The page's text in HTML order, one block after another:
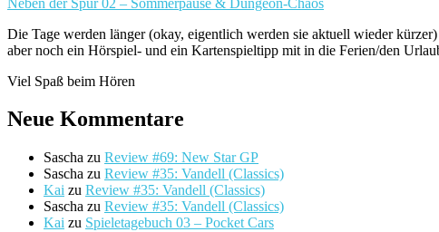
Die Tage werden länger (okay, eigentlich werden sie aktuell wieder
aber noch ein Hörspiel- und ein Kartenspieltipp mit in die Ferien/den
Viel Spaß beim Hören
Neue Kommentare
Sascha zu Review #69: New Star GP
Sascha zu Review #35: Vandell (Classics)
Kai zu Review #35: Vandell (Classics)
Sascha zu Review #35: Vandell (Classics)
Kai zu Spieletagebuch 03 – Pocket Cars